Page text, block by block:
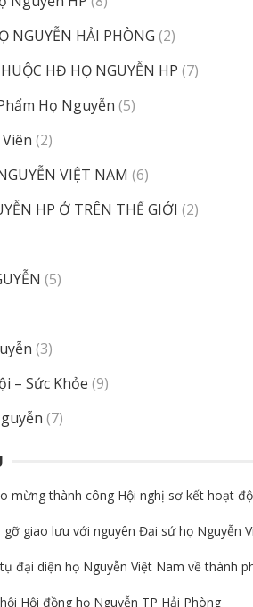
NGUYỄN HẢI PHÒNG (2)
HĐ HỌ NGUYỄN HP (7)
Họ Nguyễn (5)
(2)
VIỆT NAM (6)
HP Ở TRÊN THẾ GIỚI (2)
(5)
(3)
– Sức Khỏe (9)
(7)
mừng thành công Hội nghị sơ kết hoạt
gỡ giao lưu với nguyên Đại sứ họ Nguyễn
đại diện họ Nguyễn Việt Nam về thành
Hội đồng họ Nguyễn TP Hải Phòng